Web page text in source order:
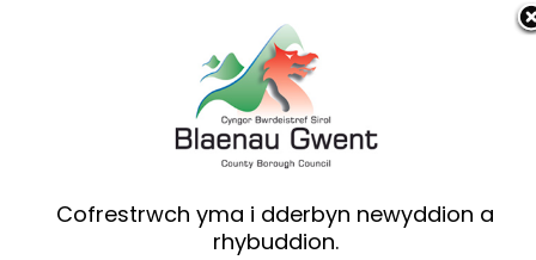
Cymraeg English
Busnes
Cofrestrwch yma i dderbyn newyddion a
rhybuddion.